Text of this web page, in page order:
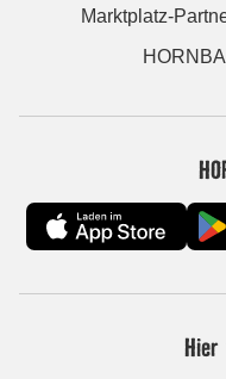
Marktplatz-